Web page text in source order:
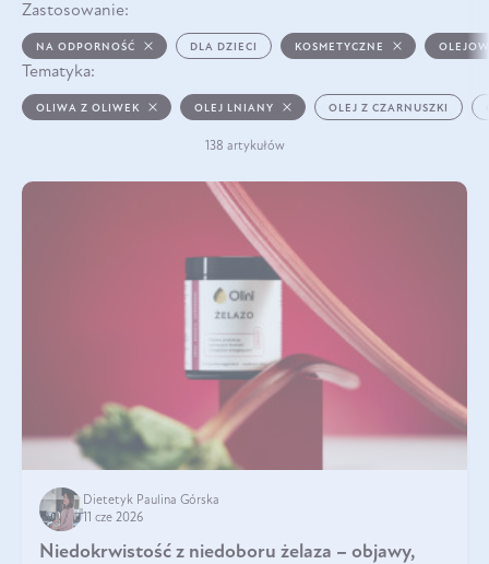
Zastosowanie:
NA ODPORNOŚĆ DLA DZIECI KOSMETYCZNE
Tematyka:
OLIWA Z OLIWEK OLEJ LNIANY OLEJ Z CZARNUSZKI
138 artykułów
Dietetyk Paulina Górska
11 cze 2026
Niedokrwistość z niedoboru żelaza – objawy,